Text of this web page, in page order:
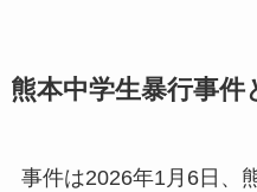
熊本中学生暴行事件
事件は2026年1月6日、